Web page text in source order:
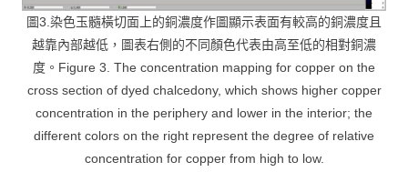
圖3.染色玉髓橫切面上的銅濃度作圖顯示表面有較高的銅濃度且
越靠內部越低，圖表右側的不同顏色代表由高至低的相對銅濃
度。Figure 3. The concentration mapping for copper on the
cross section of dyed chalcedony, which shows higher copper
concentration in the periphery and lower in the interior; the
different colors on the right represent the degree of relative
concentration for copper from high to low.